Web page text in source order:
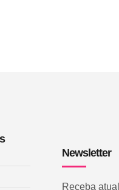
Newsletter
Receba